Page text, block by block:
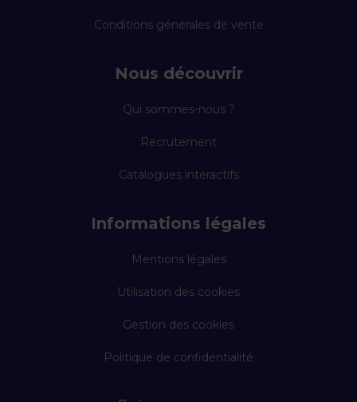
Conditions générales de vente
Nous découvrir
Qui sommes-nous ?
Recrutement
Catalogues interactifs
Informations légales
Mentions légales
Utilisation des cookies
Gestion des cookies
Politique de confidentialité